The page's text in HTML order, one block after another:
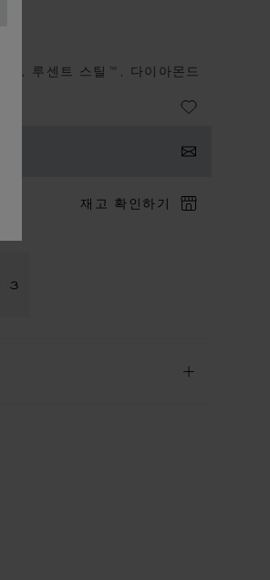
, 루센트 스틸™, 다이아몬드
재고 확인하기
3